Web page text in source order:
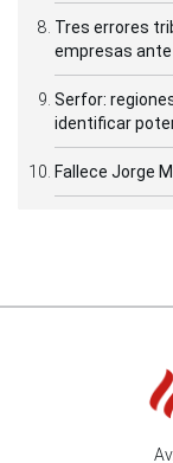
Tres errores
empresas
Serfor:
identificar
Fallece Jorge